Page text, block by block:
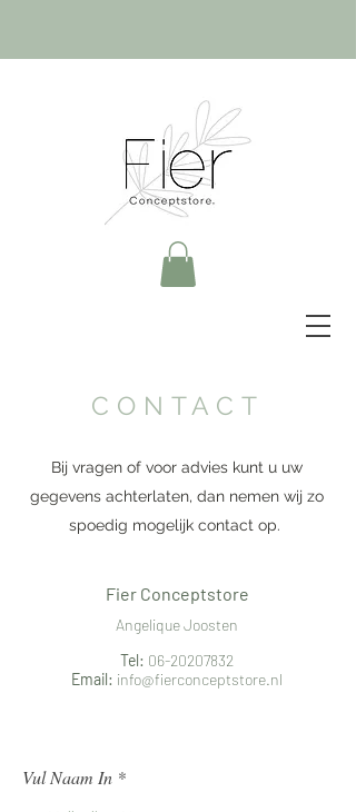
CONTACT
Bij vragen of voor advies kunt u uw
gegevens achterlaten, dan nemen wij zo
spoedig mogelijk contact op.
Fier Conceptstore
Angelique Joosten
Tel: 06-20207832
Email: info@fierconceptstore.nl
Vul Naam In